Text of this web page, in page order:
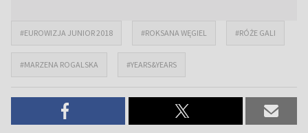
#EUROWIZJA JUNIOR 2018 #ROKSANA WĘGIEL #RÓŻE GALI
#MARZENA ROGALSKA #YEARS&YEARS